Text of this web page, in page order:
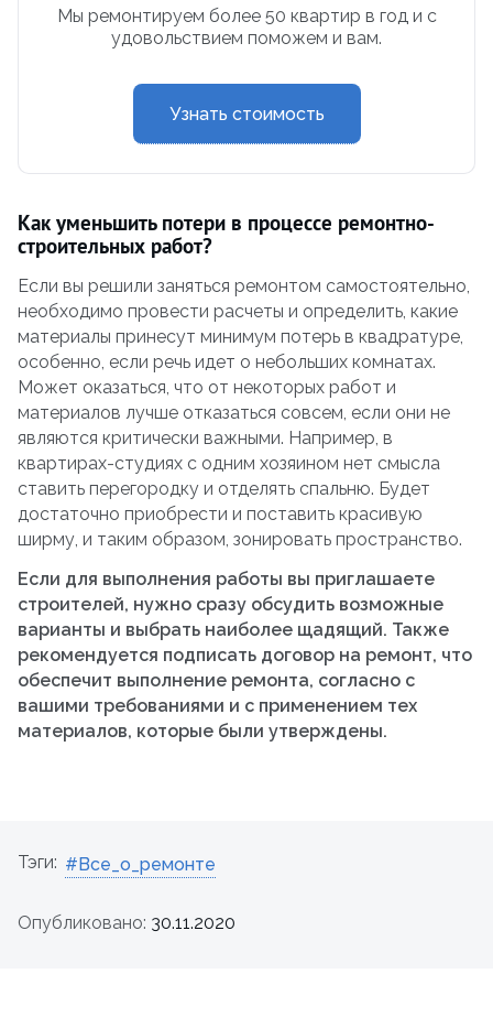
Мы ремонтируем более 50 квартир в год и с
удовольствием поможем и вам.
Узнать стоимость
Как уменьшить потери в процессе ремонтно-
строительных работ?
Если вы решили заняться ремонтом самостоятельно,
необходимо провести расчеты и определить, какие
материалы принесут минимум потерь в квадратуре,
особенно, если речь идет о небольших комнатах.
Может оказаться, что от некоторых работ и
материалов лучше отказаться совсем, если они не
являются критически важными. Например, в
квартирах-студиях с одним хозяином нет смысла
ставить перегородку и отделять спальню. Будет
достаточно приобрести и поставить красивую
ширму, и таким образом, зонировать пространство.
Если для выполнения работы вы приглашаете
строителей, нужно сразу обсудить возможные
варианты и выбрать наиболее щадящий. Также
рекомендуется подписать договор на ремонт, что
обеспечит выполнение ремонта, согласно с
вашими требованиями и с применением тех
материалов, которые были утверждены.
Тэги: #Все_о_ремонте
Опубликовано: 30.11.2020